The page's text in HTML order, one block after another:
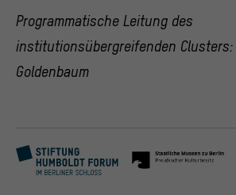
Programmatische Leitung des
institutionsübergreifenden Clusters:
Goldenbaum